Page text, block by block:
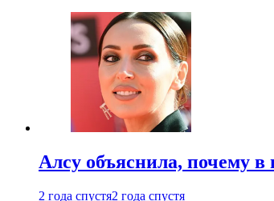
Алсу объяснила, почему в
2 года спустя2 года спустя